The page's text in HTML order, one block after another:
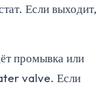
Если выходит,
промывка или
valve. Если